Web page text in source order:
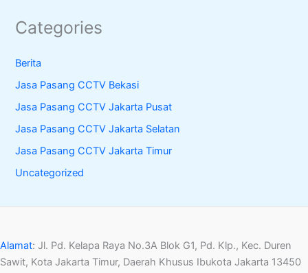
Categories
Berita
Jasa Pasang CCTV Bekasi
Jasa Pasang CCTV Jakarta Pusat
Jasa Pasang CCTV Jakarta Selatan
Jasa Pasang CCTV Jakarta Timur
Uncategorized
Alamat: Jl. Pd. Kelapa Raya No.3A Blok G1, Pd. Klp., Kec. Duren
Sawit, Kota Jakarta Timur, Daerah Khusus Ibukota Jakarta 13450